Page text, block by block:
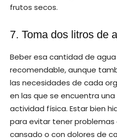
frutos secos.
7. Toma dos litros de
Beber esa cantidad de
recomendable, aunque
las necesidades de cada
en las que se encuentra
actividad física. Estar bien
para evitar tener problemas
cansado o con dolores de